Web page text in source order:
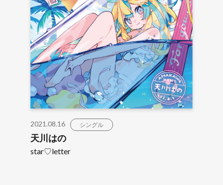
2021.08.16 シングル
天川はの
star♡letter